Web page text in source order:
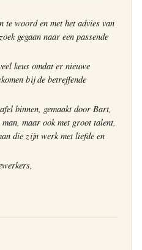
te woord en met het advies van
gegaan naar een passende
keus omdat er nieuwe
bij de betreffende
binnen, gemaakt door Bart,
maar ook met groot talent,
die zijn werk met liefde en